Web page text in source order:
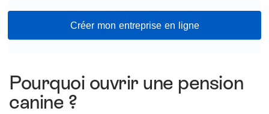
Créer mon entreprise en ligne
Pourquoi ouvrir une pension
canine ?